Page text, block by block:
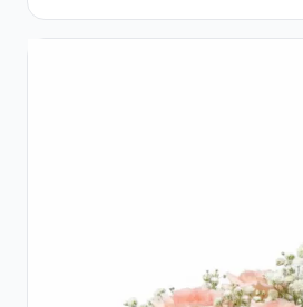
Crizanteme Albe și Bomboane
Raffaello